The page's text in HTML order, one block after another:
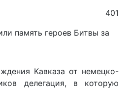
401
Кавказа от немецко-
делегация, в которую